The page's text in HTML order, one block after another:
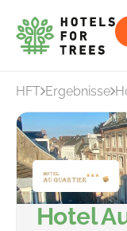
HFT Ergebnisse
Hotel